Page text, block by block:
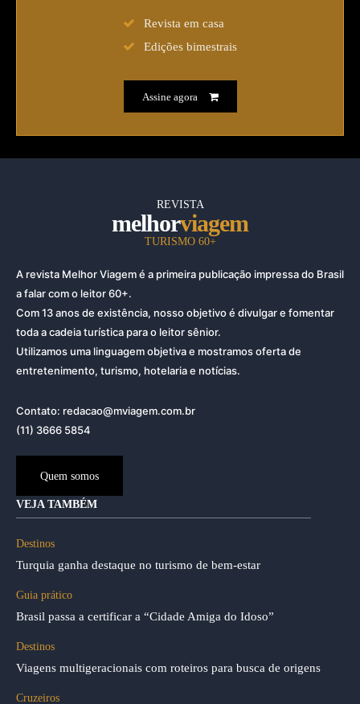
Revista em casa
Edições bimestrais
Assine agora
REVISTA
melhorviagem
TURISMO 60+
A revista Melhor Viagem é a primeira publicação impressa do Brasil
a falar com o leitor 60+.
Com 13 anos de existência, nosso objetivo é divulgar e fomentar
toda a cadeia turística para o leitor sênior.
Utilizamos uma linguagem objetiva e mostramos oferta de
entretenimento, turismo, hotelaria e notícias.
Contato: redacao@mviagem.com.br
(11) 3666 5854
Quem somos
VEJA TAMBÉM
Destinos
Turquia ganha destaque no turismo de bem-estar
Guia prático
Brasil passa a certificar a “Cidade Amiga do Idoso”
Destinos
Viagens multigeracionais com roteiros para busca de origens
Cruzeiros